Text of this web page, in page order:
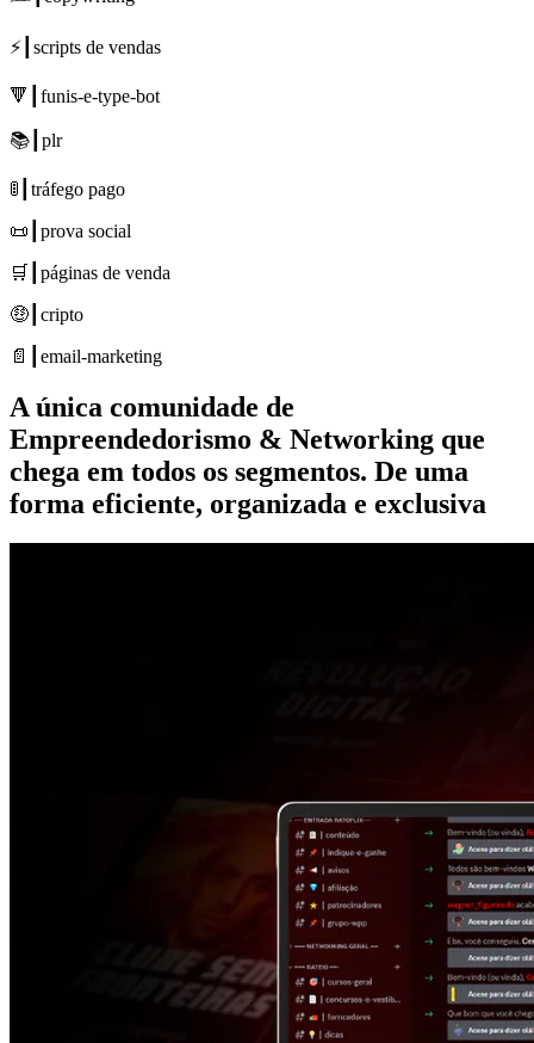
⚡┃scripts de vendas
🔻┃funis-e-type-bot
📚┃plr
🚦┃tráfego pago
📜┃prova social
🛒┃páginas de venda
🤑┃cripto
📄┃email-marketing
A única comunidade de
Empreendedorismo & Networking que
chega em todos os segmentos. De uma
forma eficiente, organizada e exclusiva